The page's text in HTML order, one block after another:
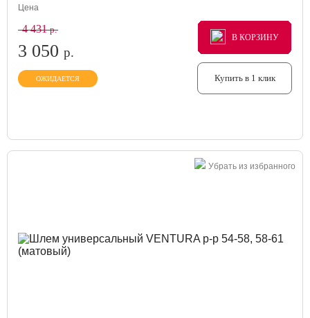
Цена
4 431р.
3 050 р.
ОЖИДАЕТСЯ
В КОРЗИНУ
В КОРЗИНУ
В КОРЗИНУ
Купить в 1 клик
Убрать из избранного